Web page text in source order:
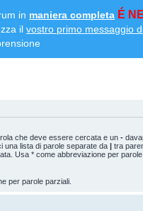
in maniera completa É
il vostro primo messaggio
che deve essere cercata e un -
una lista di parole separate da | tra
Usa * come abbreviazione per parole
per parole parziali.